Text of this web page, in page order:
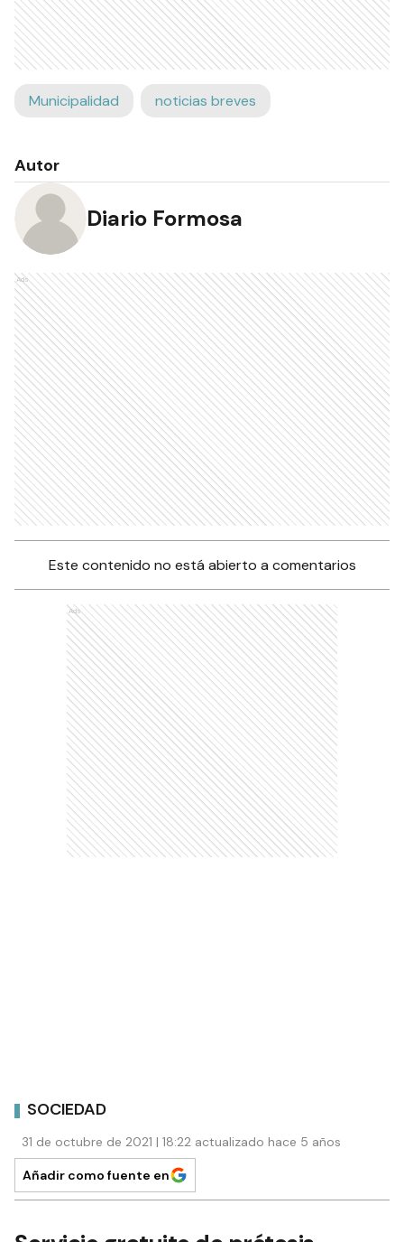
Municipalidad noticias breves
Autor
Diario Formosa
Ads
Este contenido no está abierto a comentarios
Ads
SOCIEDAD
31 de octubre de 2021 | 18:22 actualizado hace 5 años
Añadir como fuente en